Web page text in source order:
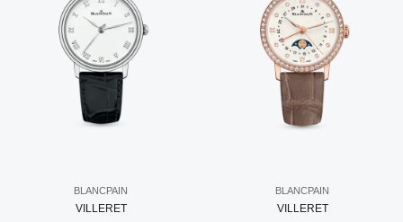
BLANCPAIN
VILLERET
BLANCPAIN
VILLERET